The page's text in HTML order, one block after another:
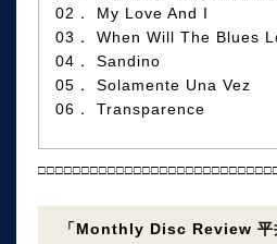
02． My Love And I
03． When Will The Blues
04． Sandino
05． Solamente Una Vez
06． Transparence
「Monthly Disc Review 平